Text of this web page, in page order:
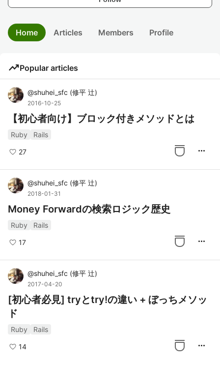
Home Articles Members Profile
trending_upPopular articles
@shuhei_sfc (修平 辻)
2016-10-25
【初心者向け】ブロック付きメソッドとは
Ruby Rails
27 more_horiz
@shuhei_sfc (修平 辻)
2018-01-31
Money Forwardの検索ロジック歴史
Ruby Rails
17 more_horiz
@shuhei_sfc (修平 辻)
2017-04-20
[初心者必見] tryとtry!の違い + ぼっちメソッ
ド
Ruby Rails
14 more_horiz